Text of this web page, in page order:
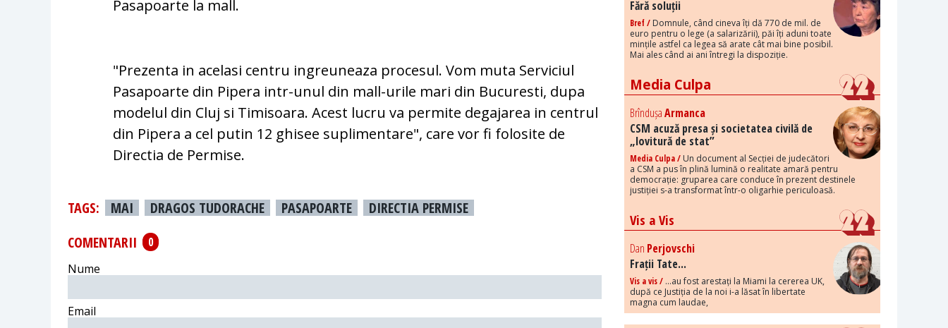
Pasapoarte la mall.
"Prezenta in acelasi centru ingreuneaza procesul. Vom muta Serviciul
Pasapoarte din Pipera intr-unul din mall-urile mari din Bucuresti, dupa
modelul din Cluj si Timisoara. Acest lucru va permite degajarea in centrul
din Pipera a cel putin 12 ghisee suplimentare", care vor fi folosite de
Directia de Permise.
TAGS: MAI DRAGOS TUDORACHE PASAPOARTE
DIRECTIA PERMISE
COMENTARII
0
Nume
Email
Fără soluții
Bref / Domnule, când cineva îți dă 770 de mil. de
euro pentru o lege (a salarizării), păi îți aduni toate
mințile astfel ca legea să arate cât mai bine posibil.
Mai ales când ai ani întregi la dispoziție.
Media Culpa
BrîndușaArmanca
CSM acuză presa și societatea civilă de
„lovitură de stat”
Media Culpa / Un document al Secției de judecători
a CSM a pus în plină lumină o realitate amară pentru
democrație: gruparea care conduce în prezent destinele
justiției s-a transformat într-o oligarhie periculoasă.
Vis a Vis
Dan Perjovschi
Frații Tate...
Vis a vis / ...au fost arestați la Miami la cererea UK,
după ce Justiția de la noi i-a lăsat în libertate
magna cum laudae,